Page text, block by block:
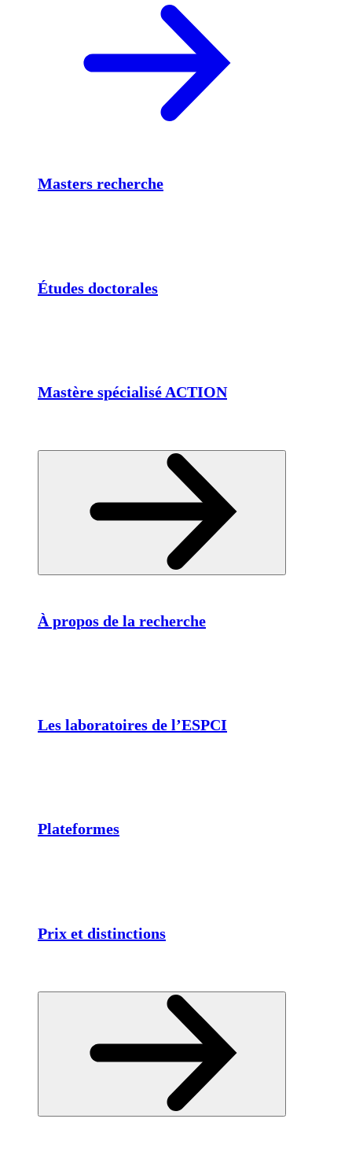
Masters recherche
Études doctorales
Mastère spécialisé ACTION
À propos de la recherche
Les laboratoires de l’ESPCI
Plateformes
Prix et distinctions